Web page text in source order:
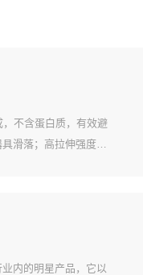
不含蛋白质，有效避
滑落；高拉伸强度避
内的明星产品，它以